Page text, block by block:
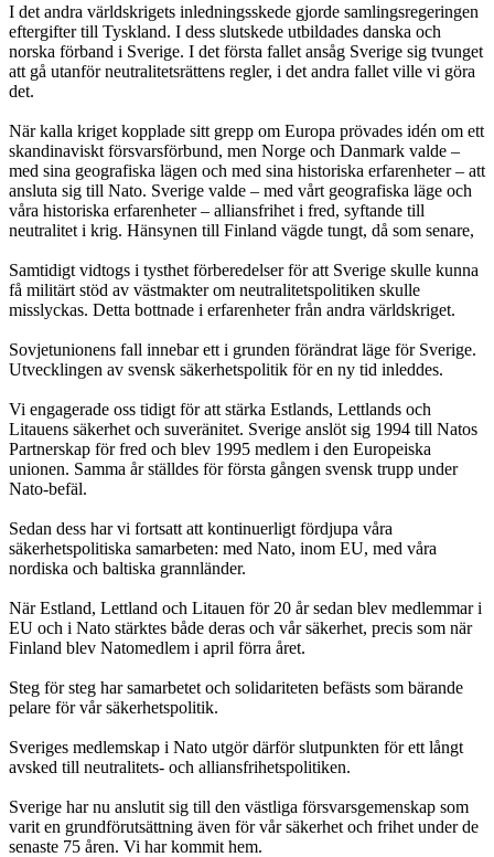
I det andra världskrigets inledningsskede gjorde samlingsregeringen
eftergifter till Tyskland. I dess slutskede utbildades danska och
norska förband i Sverige. I det första fallet ansåg Sverige sig tvunget
att gå utanför neutralitetsrättens regler, i det andra fallet ville vi göra
det.
När kalla kriget kopplade sitt grepp om Europa prövades idén om ett
skandinaviskt försvarsförbund, men Norge och Danmark valde –
med sina geografiska lägen och med sina historiska erfarenheter – att
ansluta sig till Nato. Sverige valde – med vårt geografiska läge och
våra historiska erfarenheter – alliansfrihet i fred, syftande till
neutralitet i krig. Hänsynen till Finland vägde tungt, då som senare,
Samtidigt vidtogs i tysthet förberedelser för att Sverige skulle kunna
få militärt stöd av västmakter om neutralitetspolitiken skulle
misslyckas. Detta bottnade i erfarenheter från andra världskriget.
Sovjetunionens fall innebar ett i grunden förändrat läge för Sverige.
Utvecklingen av svensk säkerhetspolitik för en ny tid inleddes.
Vi engagerade oss tidigt för att stärka Estlands, Lettlands och
Litauens säkerhet och suveränitet. Sverige anslöt sig 1994 till Natos
Partnerskap för fred och blev 1995 medlem i den Europeiska
unionen. Samma år ställdes för första gången svensk trupp under
Nato-befäl.
Sedan dess har vi fortsatt att kontinuerligt fördjupa våra
säkerhetspolitiska samarbeten: med Nato, inom EU, med våra
nordiska och baltiska grannländer.
När Estland, Lettland och Litauen för 20 år sedan blev medlemmar i
EU och i Nato stärktes både deras och vår säkerhet, precis som när
Finland blev Natomedlem i april förra året.
Steg för steg har samarbetet och solidariteten befästs som bärande
pelare för vår säkerhetspolitik.
Sveriges medlemskap i Nato utgör därför slutpunkten för ett långt
avsked till neutralitets- och alliansfrihetspolitiken.
Sverige har nu anslutit sig till den västliga försvarsgemenskap som
varit en grundförutsättning även för vår säkerhet och frihet under de
senaste 75 åren. Vi har kommit hem.